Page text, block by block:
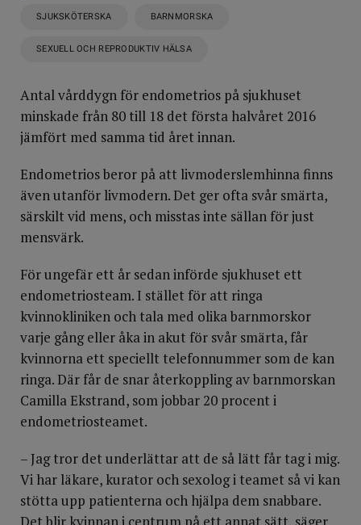
SJUKSKÖTERSKA BARNMORSKA
SEXUELL OCH REPRODUKTIV HÄLSA
Antal vårddygn för endometrios på sjukhuset
minskade från 80 till 18 det första halvåret 2016
jämfört med samma tid året innan.
Endometrios beror på att livmoderslemhinna finns
även utanför livmodern. Det ger ofta svår smärta,
särskilt vid mens, och misstas inte sällan för just
mensvärk.
För ungefär ett år sedan införde sjukhuset ett
endometriosteam. I stället för att ringa
kvinnokliniken och tala med olika barnmorskor
varje gång eller åka in akut för svår smärta, får
kvinnorna ett speciellt telefonnummer som de kan
ringa. Där får de snar återkoppling av barnmorskan
Camilla Ekstrand, som jobbar 20 procent i
endometriosteamet.
– Jag tror det underlättar att de så lätt får tag i mig.
Vi har läkare, kurator och sexolog i teamet så vi kan
stötta upp patienterna och hjälpa dem snabbare.